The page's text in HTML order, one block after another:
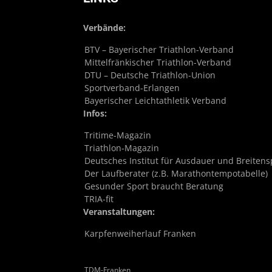
Verbände:
BTV – Bayerischer Triathlon-Verband
Mittelfränkischer Triathlon-Verband
DTU – Deutsche Triathlon-Union
Sportverband-Erlangen
Bayerischer Leichtathletik Verband
Infos:
Tritime-Magazin
Triathlon-Magazin
Deutsches Institut für Ausdauer und
Der Laufberater (z.B. Marathontempotabelle)
Gesunder Sport braucht Beratung
TRIA-fit
Veranstaltungen:
Karpfenweiherlauf Franken